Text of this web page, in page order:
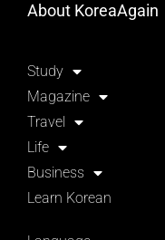
About KoreaAgain
Study
Magazine
Travel
Life
Business
Learn Korean